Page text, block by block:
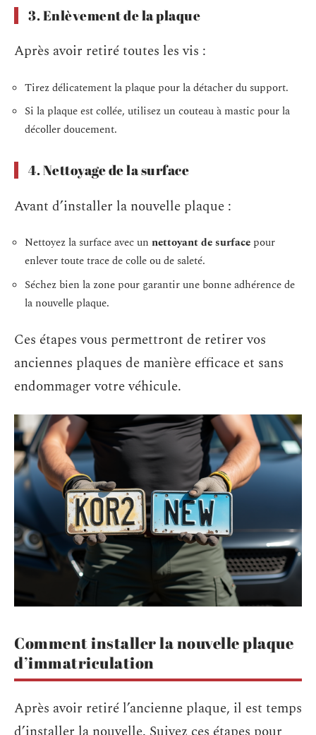
3. Enlèvement de la plaque
Après avoir retiré toutes les vis :
Tirez délicatement la plaque pour la détacher du support.
Si la plaque est collée, utilisez un couteau à mastic pour la
décoller doucement.
4. Nettoyage de la surface
Avant d’installer la nouvelle plaque :
Nettoyez la surface avec un nettoyant de surface pour
enlever toute trace de colle ou de saleté.
Séchez bien la zone pour garantir une bonne adhérence de
la nouvelle plaque.
Ces étapes vous permettront de retirer vos
anciennes plaques de manière efficace et sans
endommager votre véhicule.
Comment installer la nouvelle plaque
d’immatriculation
Après avoir retiré l’ancienne plaque, il est temps